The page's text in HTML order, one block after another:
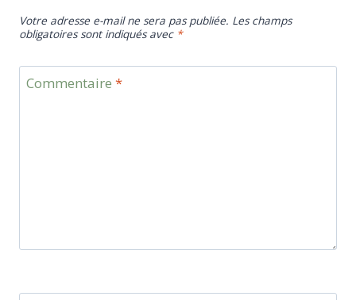
Votre adresse e-mail ne sera pas publiée. Les champs
obligatoires sont indiqués avec *
Commentaire *